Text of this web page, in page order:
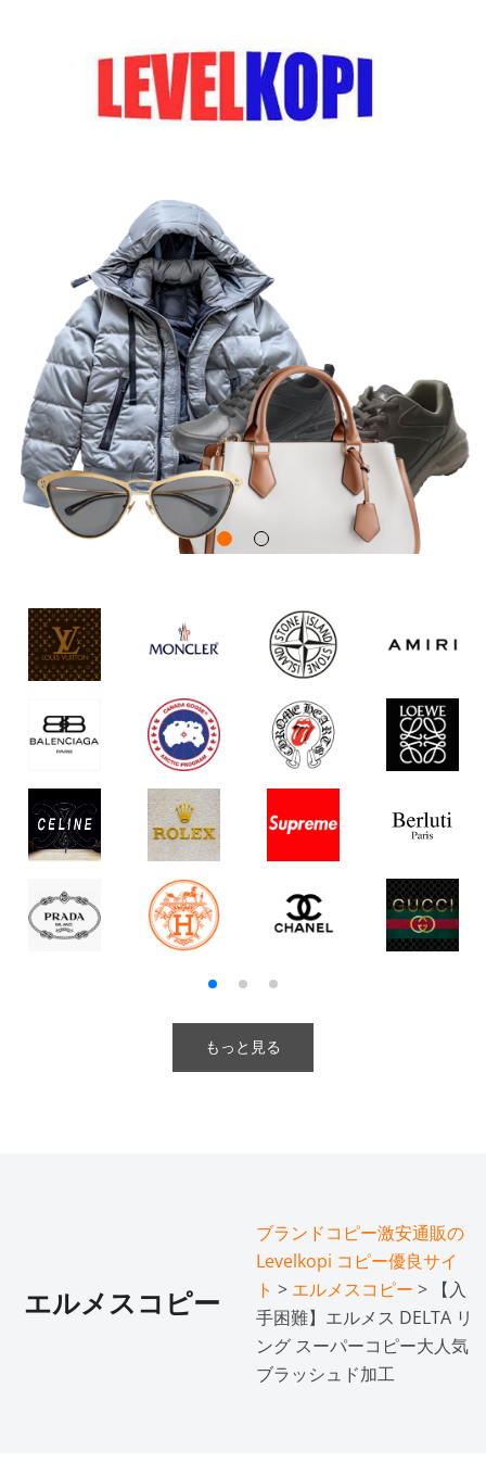
もっと見る
エルメスコピー
ブランドコピー激安通販の
Levelkopi コピー優良サイ
ト > エルメスコピー > 【入
手困難】エルメス DELTA リ
ング スーパーコピー大人気
ブラッシュド加工